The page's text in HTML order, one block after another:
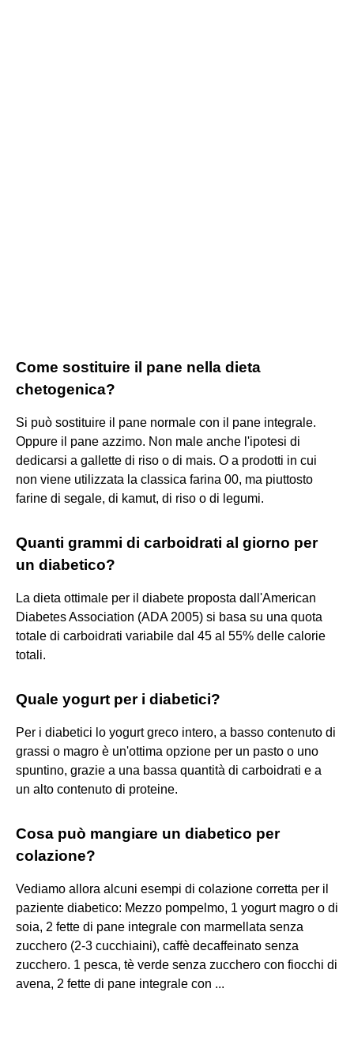
Come sostituire il pane nella dieta
chetogenica?
Si può sostituire il pane normale con il pane integrale.
Oppure il pane azzimo. Non male anche l'ipotesi di
dedicarsi a gallette di riso o di mais. O a prodotti in cui
non viene utilizzata la classica farina 00, ma piuttosto
farine di segale, di kamut, di riso o di legumi.
Quanti grammi di carboidrati al giorno per
un diabetico?
La dieta ottimale per il diabete proposta dall'American
Diabetes Association (ADA 2005) si basa su una quota
totale di carboidrati variabile dal 45 al 55% delle calorie
totali.
Quale yogurt per i diabetici?
Per i diabetici lo yogurt greco intero, a basso contenuto di
grassi o magro è un'ottima opzione per un pasto o uno
spuntino, grazie a una bassa quantità di carboidrati e a
un alto contenuto di proteine.
Cosa può mangiare un diabetico per
colazione?
Vediamo allora alcuni esempi di colazione corretta per il
paziente diabetico: Mezzo pompelmo, 1 yogurt magro o di
soia, 2 fette di pane integrale con marmellata senza
zucchero (2-3 cucchiaini), caffè decaffeinato senza
zucchero. 1 pesca, tè verde senza zucchero con fiocchi di
avena, 2 fette di pane integrale con ...